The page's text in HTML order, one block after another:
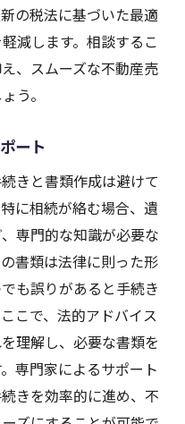
の税法に基づいた最適
減します。相談するこ
、スムーズな不動産売
う。
ート
きと書類作成は避けて
に相続が絡む場合、遺
専門的な知識が必要な
書類は法律に則った形
も誤りがあると手続き
こで、法的アドバイス
理解し、必要な書類を
専門家によるサポート
きを効率的に進め、不